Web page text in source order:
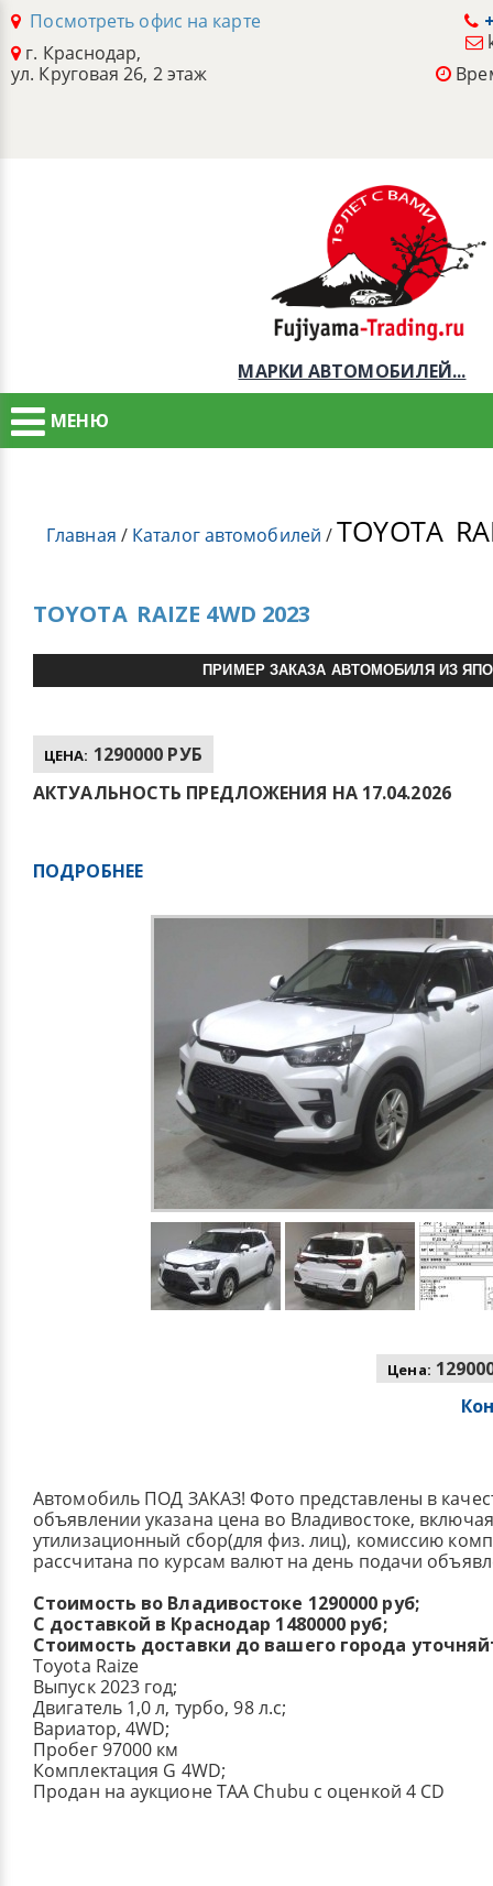
Посмотреть офис на карте
г. Краснодар,
ул. Круговая 26, 2 этаж
МАРКИ АВТОМОБИЛЕЙ...
МЕНЮ
Главная / Каталог автомобилей /TOYOTA
TOYOTA RAIZE 4WD 2023
ПРИМЕР ЗАКАЗА АВТОМОБИЛЯ ИЗ
ЦЕНА: 1290000 РУБ
АКТУАЛЬНОСТЬ ПРЕДЛОЖЕНИЯ НА 17.04.2026
ПОДРОБНЕЕ
Цена:
Автомобиль ПОД ЗАКАЗ! Фото представлены в
объявлении указана цена во Владивостоке,
утилизационный сбор(для физ. лиц), комиссию
рассчитана по курсам валют на день подачи
Стоимость во Владивостоке 1290000 руб;
С доставкой в Краснодар 1480000 руб;
Стоимость доставки до вашего города
Toyota Raize
Выпуск 2023 год;
Двигатель 1,0 л, турбо, 98 л.с;
Вариатор, 4WD;
Пробег 97000 км
Комплектация G 4WD;
Продан на аукционе TAA Chubu с оценкой 4 CD